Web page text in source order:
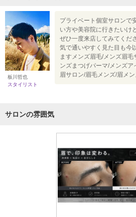
板川哲也
スタイリスト
プライベート個室サロンで
い方や美容院に行きたいけ
ぜひ一度来店してみてくだ
気で通いやすく見た目も今
ますメンズ眉毛/メンズ眉
ンズまつげパーマ/メンズ
眉サロン/眉毛メンズ/眉メ
サロンの雰囲気